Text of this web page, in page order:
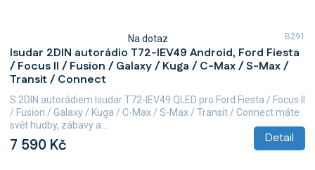
Isudar 2DIN autorádio T72-IEV49 Android, Ford Fiesta
/ Focus II / Fusion / Galaxy / Kuga / C-Max / S-Max /
Transit / Connect
hodnocení
produktu
je
5,0
z
5
hvězdiček.
Na dotaz
7 590 Kč Detail
S 2DIN autorádiem Isudar T72-IEV49 QLED pro Ford Fiesta / Focus II
/ Fusion / Galaxy / Kuga / C-Max / S-Max / Transit / Connect máte
svět hudby, zábavy a...
B291